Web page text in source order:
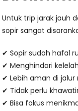
Untuk trip jarak jauh
sopir sangat
✔ Sopir sudah hafal
✔ Menghindari
✔ Lebih aman di
✔ Tidak perlu
✔ Bisa fokus